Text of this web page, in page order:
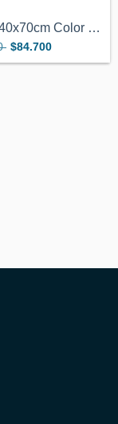
Espejo 40x70cm Color Wengue Marco de Mad...
$84.700